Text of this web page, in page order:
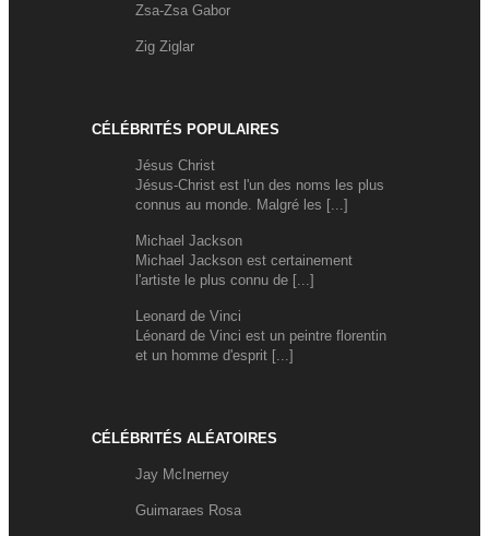
Zsa-Zsa Gabor
Zig Ziglar
CÉLÉBRITÉS POPULAIRES
Jésus Christ
Jésus-Christ est l'un des noms les plus
connus au monde. Malgré les [...]
Michael Jackson
Michael Jackson est certainement
l'artiste le plus connu de [...]
Leonard de Vinci
Léonard de Vinci est un peintre florentin
et un homme d'esprit [...]
CÉLÉBRITÉS ALÉATOIRES
Jay McInerney
Guimaraes Rosa